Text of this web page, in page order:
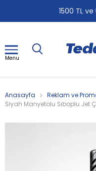
1500 TL
Menu
Anasayfa Reklam ve
Siyah Manyetolu Siboplu Jet